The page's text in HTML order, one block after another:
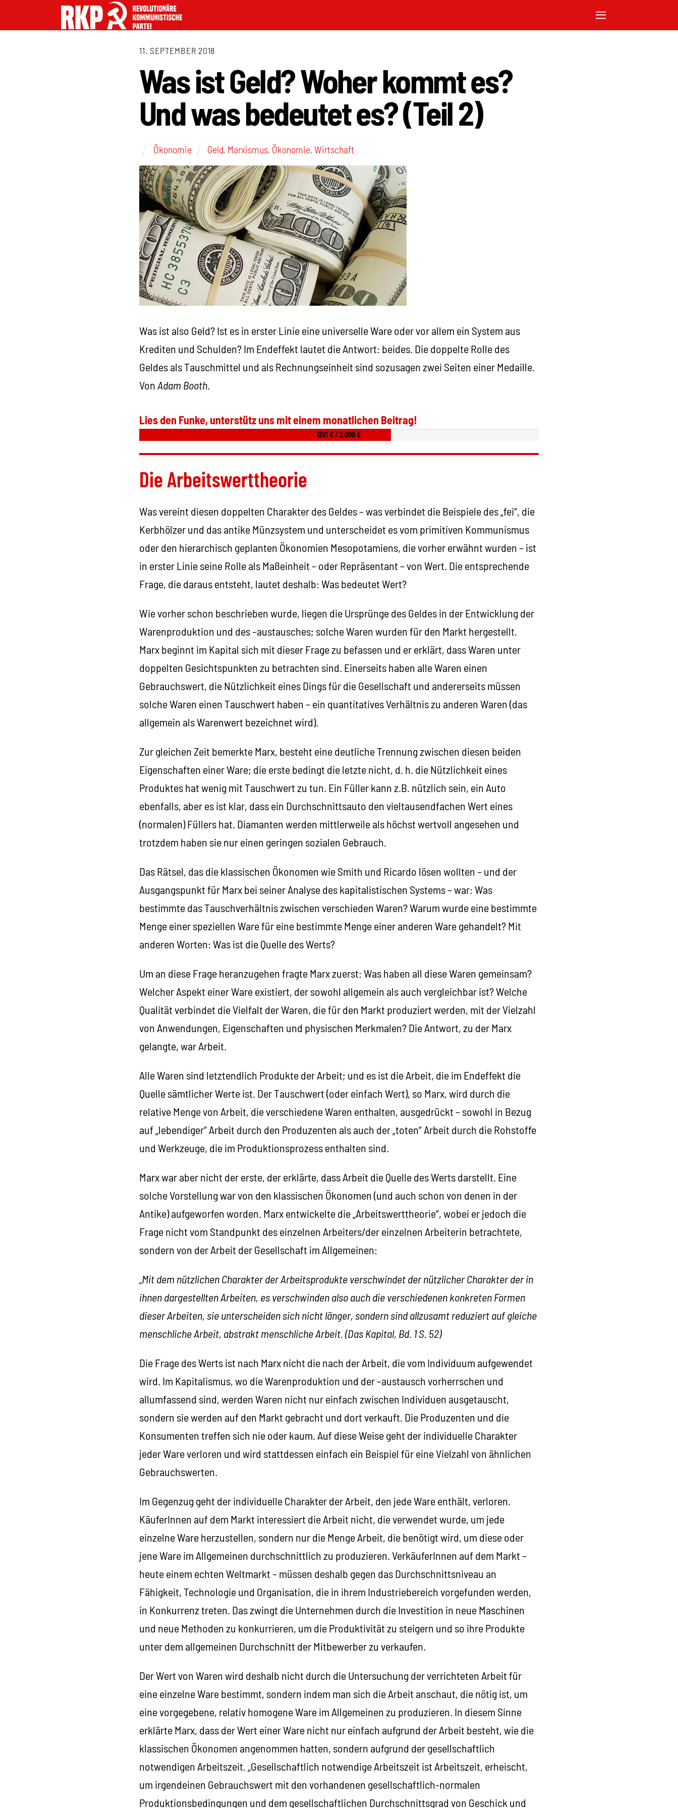
11. SEPTEMBER 2018
Was ist Geld? Woher kommt es?
Und was bedeutet es? (Teil 2)
Ökonomie Geld, Marxismus, Ökonomie,Wirtschaft
Was ist also Geld? Ist es in erster Linie eine universelle Ware oder vor allem ein System aus
Krediten und Schulden? Im Endeffekt lautet die Antwort: beides. Die doppelte Rolle des
Geldes als Tauschmittel und als Rechnungseinheit sind sozusagen zwei Seiten einer Medaille.
Von Adam Booth.
Lies den Funke, unterstütz uns mit einem monatlichen Beitrag!
1261 € / 2.000 €
Die Arbeitswerttheorie
Was vereint diesen doppelten Charakter des Geldes – was verbindet die Beispiele des „fei“, die
Kerbhölzer und das antike Münzsystem und unterscheidet es vom primitiven Kommunismus
oder den hierarchisch geplanten Ökonomien Mesopotamiens, die vorher erwähnt wurden – ist
in erster Linie seine Rolle als Maßeinheit – oder Repräsentant – von Wert. Die entsprechende
Frage, die daraus entsteht, lautet deshalb: Was bedeutet Wert?
Wie vorher schon beschrieben wurde, liegen die Ursprünge des Geldes in der Entwicklung der
Warenproduktion und des –austausches; solche Waren wurden für den Markt hergestellt.
Marx beginnt im Kapital sich mit dieser Frage zu befassen und er erklärt, dass Waren unter
doppelten Gesichtspunkten zu betrachten sind. Einerseits haben alle Waren einen
Gebrauchswert, die Nützlichkeit eines Dings für die Gesellschaft und andererseits müssen
solche Waren einen Tauschwert haben – ein quantitatives Verhältnis zu anderen Waren (das
allgemein als Warenwert bezeichnet wird).
Zur gleichen Zeit bemerkte Marx, besteht eine deutliche Trennung zwischen diesen beiden
Eigenschaften einer Ware; die erste bedingt die letzte nicht, d. h. die Nützlichkeit eines
Produktes hat wenig mit Tauschwert zu tun. Ein Füller kann z.B. nützlich sein, ein Auto
ebenfalls, aber es ist klar, dass ein Durchschnittsauto den vieltausendfachen Wert eines
(normalen) Füllers hat. Diamanten werden mittlerweile als höchst wertvoll angesehen und
trotzdem haben sie nur einen geringen sozialen Gebrauch.
Das Rätsel, das die klassischen Ökonomen wie Smith und Ricardo lösen wollten – und der
Ausgangspunkt für Marx bei seiner Analyse des kapitalistischen Systems – war: Was
bestimmte das Tauschverhältnis zwischen verschieden Waren? Warum wurde eine bestimmte
Menge einer speziellen Ware für eine bestimmte Menge einer anderen Ware gehandelt? Mit
anderen Worten: Was ist die Quelle des Werts?
Um an diese Frage heranzugehen fragte Marx zuerst: Was haben all diese Waren gemeinsam?
Welcher Aspekt einer Ware existiert, der sowohl allgemein als auch vergleichbar ist? Welche
Qualität verbindet die Vielfalt der Waren, die für den Markt produziert werden, mit der Vielzahl
von Anwendungen, Eigenschaften und physischen Merkmalen? Die Antwort, zu der Marx
gelangte, war Arbeit.
Alle Waren sind letztendlich Produkte der Arbeit; und es ist die Arbeit, die im Endeffekt die
Quelle sämtlicher Werte ist. Der Tauschwert (oder einfach Wert), so Marx, wird durch die
relative Menge von Arbeit, die verschiedene Waren enthalten, ausgedrückt – sowohl in Bezug
auf „lebendiger“ Arbeit durch den Produzenten als auch der „toten“ Arbeit durch die Rohstoffe
und Werkzeuge, die im Produktionsprozess enthalten sind.
Marx war aber nicht der erste, der erklärte, dass Arbeit die Quelle des Werts darstellt. Eine
solche Vorstellung war von den klassischen Ökonomen (und auch schon von denen in der
Antike) aufgeworfen worden. Marx entwickelte die „Arbeitswerttheorie“, wobei er jedoch die
Frage nicht vom Standpunkt des einzelnen Arbeiters/der einzelnen Arbeiterin betrachtete,
sondern von der Arbeit der Gesellschaft im Allgemeinen:
„Mit dem nützlichen Charakter der Arbeitsprodukte verschwindet der nützlicher Charakter der in
ihnen dargestellten Arbeiten, es verschwinden also auch die verschiedenen konkreten Formen
dieser Arbeiten, sie unterscheiden sich nicht länger, sondern sind allzusamt reduziert auf gleiche
menschliche Arbeit, abstrakt menschliche Arbeit. (Das Kapital, Bd. 1 S. 52)
Die Frage des Werts ist nach Marx nicht die nach der Arbeit, die vom Individuum aufgewendet
wird. Im Kapitalismus, wo die Warenproduktion und der –austausch vorherrschen und
allumfassend sind, werden Waren nicht nur einfach zwischen Individuen ausgetauscht,
sondern sie werden auf den Markt gebracht und dort verkauft. Die Produzenten und die
Konsumenten treffen sich nie oder kaum. Auf diese Weise geht der individuelle Charakter
jeder Ware verloren und wird stattdessen einfach ein Beispiel für eine Vielzahl von ähnlichen
Gebrauchswerten.
Im Gegenzug geht der individuelle Charakter der Arbeit, den jede Ware enthält, verloren.
KäuferInnen auf dem Markt interessiert die Arbeit nicht, die verwendet wurde, um jede
einzelne Ware herzustellen, sondern nur die Menge Arbeit, die benötigt wird, um diese oder
jene Ware im Allgemeinen durchschnittlich zu produzieren. VerkäuferInnen auf dem Markt –
heute einem echten Weltmarkt – müssen deshalb gegen das Durchschnittsniveau an
Fähigkeit, Technologie und Organisation, die in ihrem Industriebereich vorgefunden werden,
in Konkurrenz treten. Das zwingt die Unternehmen durch die Investition in neue Maschinen
und neue Methoden zu konkurrieren, um die Produktivität zu steigern und so ihre Produkte
unter dem allgemeinen Durchschnitt der Mitbewerber zu verkaufen.
Der Wert von Waren wird deshalb nicht durch die Untersuchung der verrichteten Arbeit für
eine einzelne Ware bestimmt, sondern indem man sich die Arbeit anschaut, die nötig ist, um
eine vorgegebene, relativ homogene Ware im Allgemeinen zu produzieren. In diesem Sinne
erklärte Marx, dass der Wert einer Ware nicht nur einfach aufgrund der Arbeit besteht, wie die
klassischen Ökonomen angenommen hatten, sondern aufgrund der gesellschaftlich
notwendigen Arbeitszeit. „Gesellschaftlich notwendige Arbeitszeit ist Arbeitszeit, erheischt,
um irgendeinen Gebrauchswert mit den vorhandenen gesellschaftlich-normalen
Produktionsbedingungen und dem gesellschaftlichen Durchschnittsgrad von Geschick und